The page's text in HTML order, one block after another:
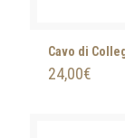
Cavo di
24,00€